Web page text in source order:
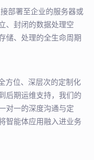
部署至企业的服务器或
、封闭的数据处理空
储、处理的全生命周期
方位、深层次的定制化
后期运维支持，我们的
对一的深度沟通与定
智能体应用融入进业务